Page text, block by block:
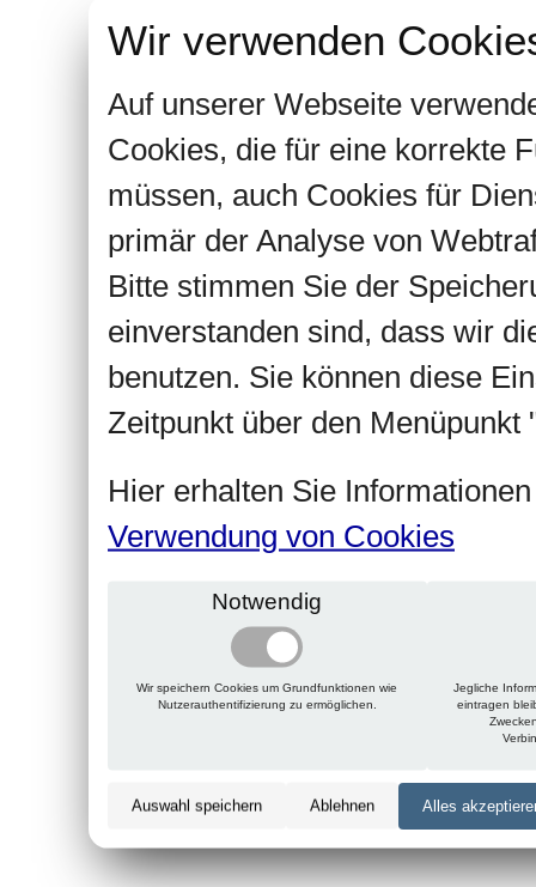
Wir verwenden
Auf unserer Webseite
Cookies, die für eine korrekte
müssen, auch Cookies für
primär der Analyse von
Bitte stimmen Sie der
einverstanden sind, dass wir
benutzen. Sie können diese
Zeitpunkt über den Menüpunkt
Hier erhalten Sie
Verwendung von Cookies
Notwendig
Wir speichern Cookies um Grundfunktionen wie
Nutzerauthentifizierung zu ermöglichen.
Jegliche
eintragen
Auswahl speichern Ablehnen Alles